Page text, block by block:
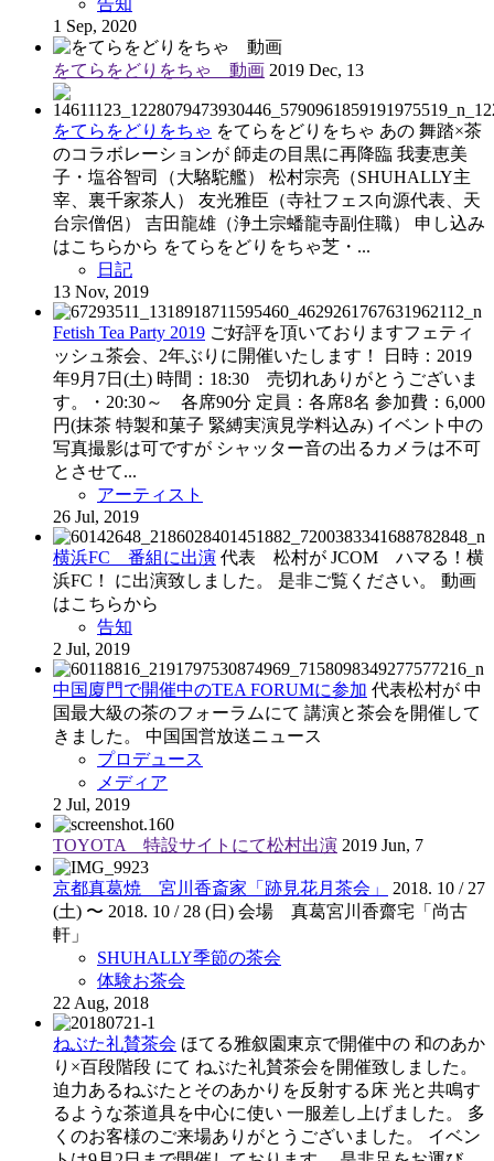
1 Sep, 2020
をてらをどりをちゃ 動画 2019 Dec, 13
をてらをどりをちゃ をてらをどりをちゃ あの 舞踏×茶
のコラボレーションが 師走の目黒に再降臨 我妻恵美
子・塩谷智司（大駱駝艦） 松村宗亮（SHUHALLY主
宰、裏千家茶人） 友光雅臣（寺社フェス向源代表、天
台宗僧侶） 吉田龍雄（浄土宗蟠龍寺副住職） 申し込み
はこちらから をてらをどりをちゃ ​芝・...
日記
13 Nov, 2019
Fetish Tea Party 2019 ご好評を頂いておりますフェティ
ッシュ茶会、2年ぶりに開催いたします！ 日時：2019
年9月7日(土) 時間：18:30 売切れありがとうございま
す。・20:30～ 各席90分 定員：各席8名 参加費：6,000
円(抹茶 特製和菓子 緊縛実演見学料込み) イベント中の
写真撮影は可ですが シャッター音の出るカメラは不可
とさせて...
アーティスト
26 Jul, 2019
横浜FC 番組に出演 代表 松村が JCOM ハマる！横
浜FC！ に出演致しました。 是非ご覧ください。 動画
はこちらから
告知
2 Jul, 2019
中国廈門で開催中のTEA FORUMに参加 代表松村が 中
国最大級の茶のフォーラムにて 講演と茶会を開催して
きました。 中国国営放送ニュース
プロデュース
メディア
2 Jul, 2019
TOYOTA 特設サイトにて松村出演 2019 Jun, 7
京都真葛焼 宮川香斎家「跡見花月茶会」
2018. 10 / 27
(土) 〜 2018. 10 / 28 (日) 会場 真葛宮川香齋宅「尚古
軒」
SHUHALLY季節の茶会
体験お茶会
22 Aug, 2018
ねぶた礼賛茶会 ほてる雅叙園東京で開催中の 和のあか
り×百段階段 にて ねぶた礼賛茶会を開催致しました。
迫力あるねぶたとそのあかりを反射する床 光と共鳴す
るような茶道具を中心に使い 一服差し上げました。 多
くのお客様のご来場ありがとうございました。 イベン